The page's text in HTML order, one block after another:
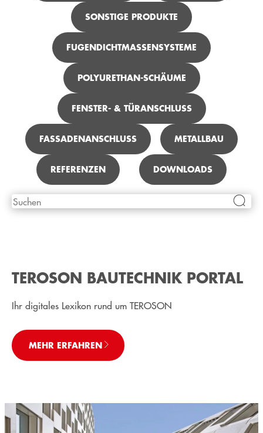
TEROSON FO 150 FOIL-TACK M+S
SONSTIGE PRODUKTE
FUGENDICHTMASSENSYSTEME
POLYURETHAN-SCHÄUME
FENSTER- & TÜRANSCHLUSS
FASSADENANSCHLUSS METALLBAU
REFERENZEN DOWNLOADS
TEROSON BAUTECHNIK PORTAL
Ihr digitales Lexikon rund um TEROSON
MEHR ERFAHREN